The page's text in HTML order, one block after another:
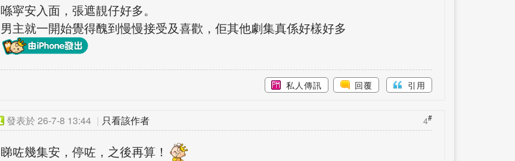
喺寜安入面，張遮靚仔好多。
男主就一開始覺得醜到慢慢接受及喜歡，佢其他劇集真係好樣好多
私人傳訊 回覆 引用
4#
發表於 26-7-8 13:44 | 只看該作者
睇咗幾集安，停咗，之後再算！